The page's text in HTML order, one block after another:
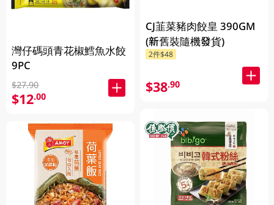
灣仔碼頭青花椒鱈魚水餃
9PC
$27.90
$12.00
CJ韮菜豬肉餃皇 390GM
(新舊裝隨機發貨)
2件$48
$38.90